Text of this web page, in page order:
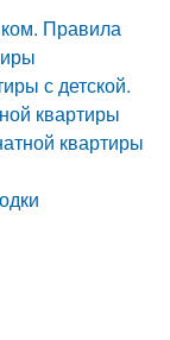
Правила
с детской.
квартиры
квартиры